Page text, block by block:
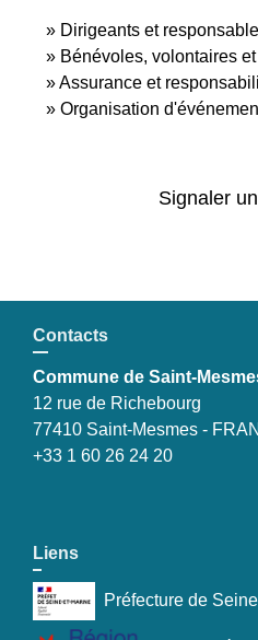
Dirigeants et
Bénévoles, volontaires
Assurance et
Organisation
Signaler
Contacts
Commune de Saint-
12 rue de Richebourg
77410 Saint-Mesmes -
+33 1 60 26 24 20
Liens
Préfecture de